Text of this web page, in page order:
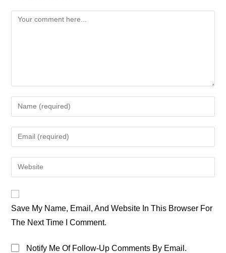
Comment
Enter
Your
Name
Or
To
Comment
Enter
Your
Email
Address
Enter
Your
URL
(optional)
Save My Name, Email, And Website In This Browser For
The Next Time I Comment.
Notify Me Of Follow-Up Comments By Email.